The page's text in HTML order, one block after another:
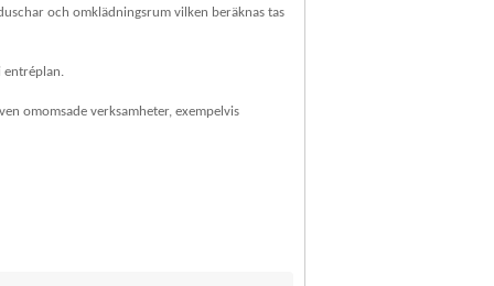
och omklädningsrum vilken beräknas tas
entréplan.
omomsade verksamheter, exempelvis